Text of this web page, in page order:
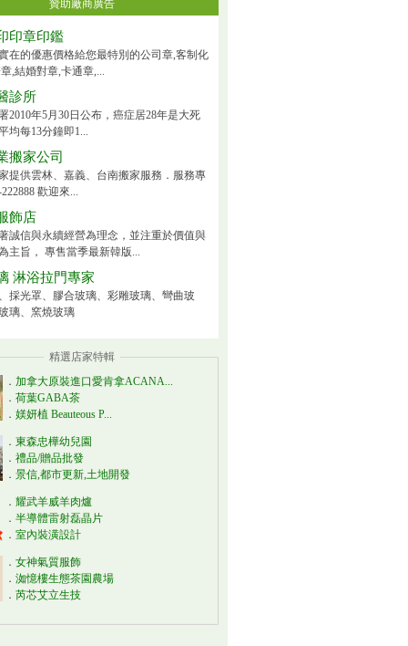
贊助廠商廣告
印章印鑑
在的優惠價格給您最特別的公司章,客制化
,結婚對章,卡通章,...
診所
2010年5月30日公布，癌症居28年是大死
均每13分鐘即1...
搬家公司
提供雲林、嘉義、台南搬家服務．服務專
歡迎來...
飾店
誠信與永續經營為理念，並注重於價值與
主旨， 專售當季最新韓版...
淋浴拉門專家
採光罩、膠合玻璃、彩雕玻璃、彎曲玻
璃、窯燒玻璃
精選店家特輯
． 加拿大原裝進口愛肯拿ACANA...
． 荷葉GABA茶
． 媄妍植 Beauteous P...
． 東森忠樺幼兒園
． 禮品/贈品批發
． 景信,都市更新,土地開發
． 耀武羊威羊肉爐
． 半導體雷射磊晶片
． 室內裝潢設計
． 女神氣質服飾
． 洳憶樓生態茶園農場
． 芮芯艾立生技